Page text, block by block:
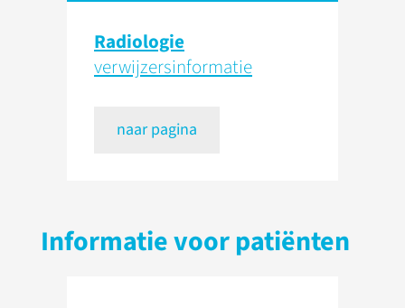
Radiologie
verwijzers­informatie
naar pagina
Informatie voor patiënten